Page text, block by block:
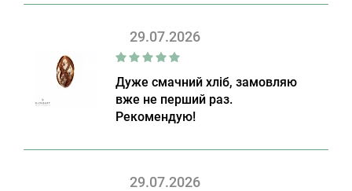
29.07.2026
Дуже смачний хліб, замовляю
вже не перший раз.
Рекомендую!
29.07.2026